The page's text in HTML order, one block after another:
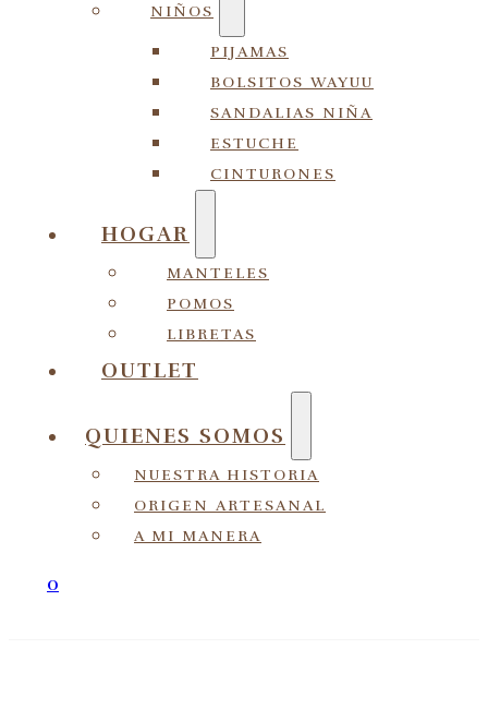
NIÑOS
PIJAMAS
BOLSITOS WAYUU
SANDALIAS NIÑA
ESTUCHE
CINTURONES
HOGAR
MANTELES
POMOS
LIBRETAS
OUTLET
QUIENES SOMOS
NUESTRA HISTORIA
ORIGEN ARTESANAL
A MI MANERA
0